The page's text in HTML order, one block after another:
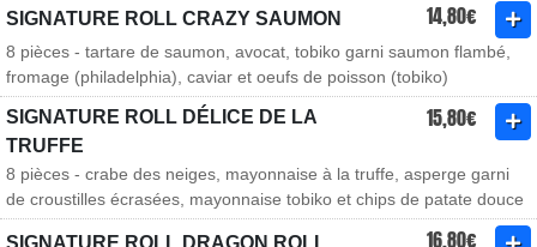
SIGNATURE ROLL CRAZY SAUMON 14,80€
8 pièces - tartare de saumon, avocat, tobiko garni saumon flambé,
fromage (philadelphia), caviar et oeufs de poisson (tobiko)
SIGNATURE ROLL DÉLICE DE LA
TRUFFE
15,80€
8 pièces - crabe des neiges, mayonnaise à la truffe, asperge garni
de croustilles écrasées, mayonnaise tobiko et chips de patate douce
SIGNATURE ROLL DRAGON ROLL 16,80€